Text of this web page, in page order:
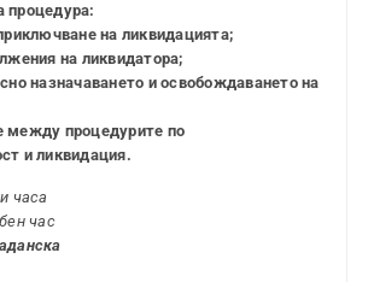
процедура:
на ликвидацията;
на ликвидатора;
назначаването и освобождаването на
между процедурите по
и ликвидация.
часа
час